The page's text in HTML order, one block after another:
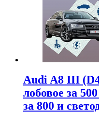
Audi A8 III
лобовое за
за 800 и